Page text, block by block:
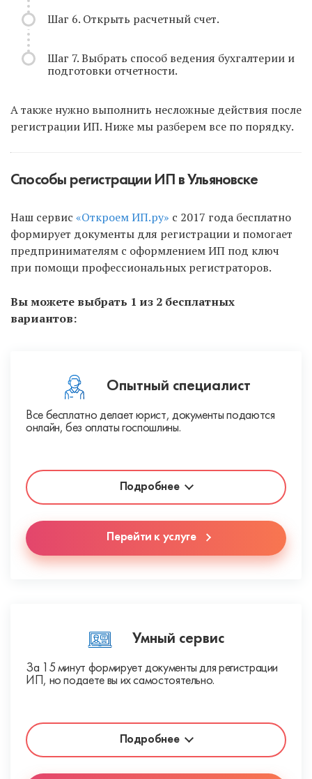
Шаг 6. Открыть расчетный счет.
Шаг 7. Выбрать способ ведения бухгалтерии и
подготовки отчетности.
А также нужно выполнить несложные действия после
регистрации ИП. Ниже мы разберем все по порядку.
Способы регистрации ИП в Ульяновске
Наш сервис «Откроем ИП.ру» с 2017 года бесплатно
формирует документы для регистрации и помогает
предпринимателям с оформлением ИП под ключ
при помощи профессиональных регистраторов.
Вы можете выбрать 1 из 2 бесплатных
вариантов:
Опытный специалист
Все бесплатно делает юрист, документы подаются
онлайн, без оплаты госпошлины.
Подробнее
Перейти к услуге
Умный сервис
За 15 минут формирует документы для регистрации
ИП, но подаете вы их самостоятельно.
Подробнее